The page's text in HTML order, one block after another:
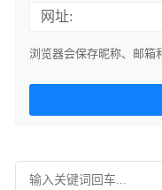
网址:
浏览器会保存昵称、邮箱